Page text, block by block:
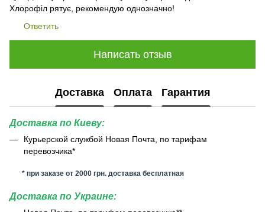
Хлорофіл рятує, рекомендую однозначно!
Ответить
Написать отзыв
Доставка Оплата Гарантия
Доставка по Киеву:
Курьерской службой Новая Почта, по тарифам
перевозчика*
* при заказе от 2000 грн. доставка бесплатная
Доставка по Украине: